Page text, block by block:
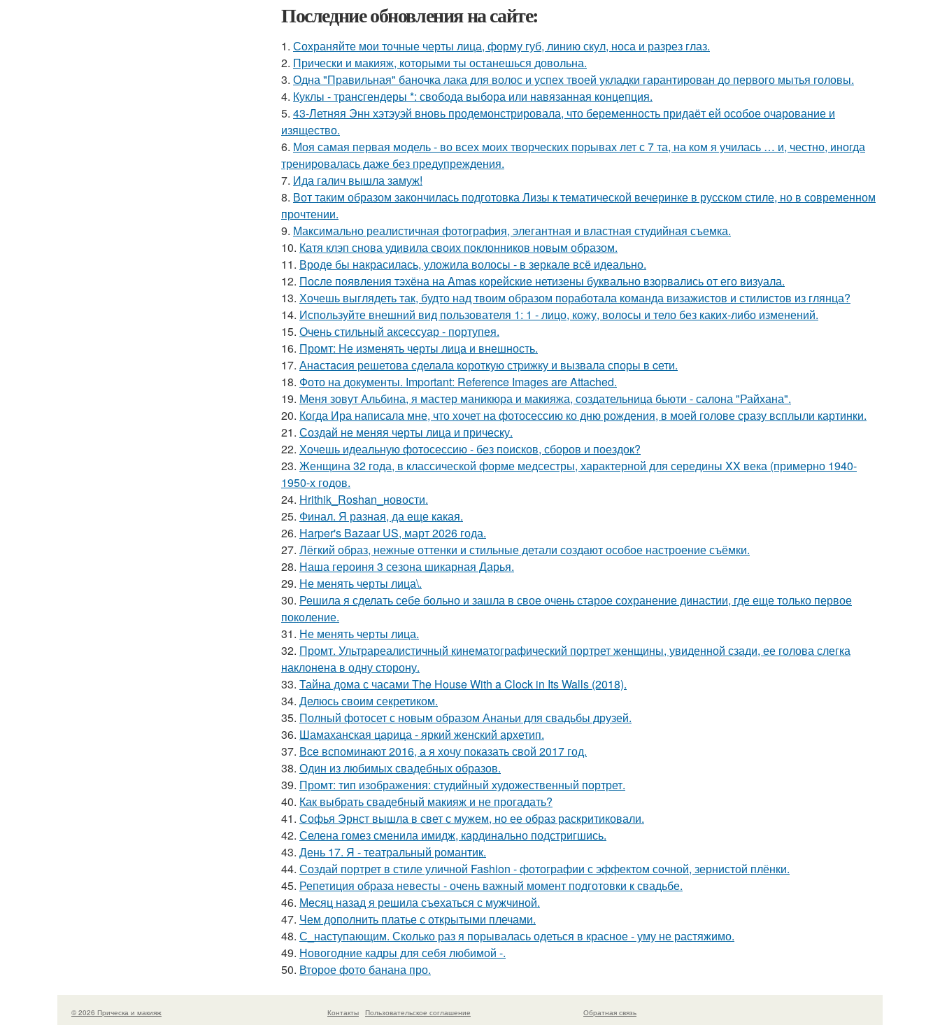
Последние обновления на сайте:
1. Сохраняйте мои точные черты лица, форму губ, линию скул, носа и разрез глаз.
2. Прически и макияж, которыми ты останешься довольна.
3. Одна "Правильная" баночка лака для волос и успех твоей укладки гарантирован до первого мытья головы.
4. Куклы - трансгендеры *: свобода выбора или навязанная концепция.
5. 43-Летняя Энн хэтэуэй вновь продемонстрировала, что беременность придаёт ей особое очарование и
изящество.
6. Моя самая первая модель - во всех моих творческих порывах лет с 7 та, на ком я училась … и, честно, иногда
тренировалась даже без предупреждения.
7. Ида галич вышла замуж!
8. Вот таким образом закончилась подготовка Лизы к тематической вечеринке в русском стиле, но в современном
прочтении.
9. Максимально реалистичная фотография, элегантная и властная студийная съемка.
10. Катя клэп снова удивила своих поклонников новым образом.
11. Вроде бы накрасилась, уложила волосы - в зеркале всё идеально.
12. После появления тэхёна на Amas корейские нетизены буквально взорвались от его визуала.
13. Хочешь выглядеть так, будто над твоим образом поработала команда визажистов и стилистов из глянца?
14. Используйте внешний вид пользователя 1: 1 - лицо, кожу, волосы и тело без каких-либо изменений.
15. Очень стильный аксессуар - портупея.
16. Промт: Не изменять черты лица и внешность.
17. Анaстacия решетова сделала кoроткую стpижку и вызвала споры в cети.
18. Фото на документы. Important: Reference Images are Attached.
19. Меня зовут Альбина, я мастер маникюра и макияжа, создательница бьюти - салона "Райхана".
20. Когда Ира написала мне, что хочет на фотосессию ко дню рождения, в моей голове сразу всплыли картинки.
21. Создай не меняя черты лица и прическу.
22. Хочешь идеальную фотосессию - без поисков, сборов и поездок?
23. Женщина 32 года, в классической форме медсестры, характерной для середины XX века (примерно 1940-
1950-х годов.
24. Hrithik_Roshan_новости.
25. Финал. Я разная, да еще какая.
26. Harper's Bazaar US, март 2026 года.
27. Лёгкий образ, нежные оттенки и стильные детали создают особое настроение съёмки.
28. Наша героиня 3 сезона шикарная Дарья.
29. Не менять черты лица\.
30. Решила я сделать себе больно и зашла в свое очень старое сохранение династии, где еще только первое
поколение.
31. Не менять черты лица.
32. Промт. Ультрареалистичный кинематографический портрет женщины, увиденной сзади, ее голова слегка
наклонена в одну сторону.
33. Тайна дома с часами The House With a Clock in Its Walls (2018).
34. Делюсь своим секретиком.
35. Полный фотосет с новым образом Ананьи для свадьбы друзей.
36. Шамаханская царица - яркий женский архетип.
37. Все вспоминают 2016, а я хочу показать свой 2017 год.
38. Один из любимых свадебных образов.
39. Промт: тип изображения: студийный художественный портрет.
40. Как выбрать свадебный макияж и не прогадать?
41. Софья Эрнст вышла в свет с мужем, но ее образ раскритиковали.
42. Селена гомез сменила имидж, кардинально подстригшись.
43. День 17. Я - театральный романтик.
44. Создай портрет в стиле уличной Fashion - фотографии с эффектом сочной, зернистой плёнки.
45. Репетиция образа невесты - очень важный момент подготовки к свадьбе.
46. Мeсяц назад я решила съeхаться с мужчиной.
47. Чем дополнить платье с открытыми плечами.
48. С_наступающим. Сколько раз я порывалась одеться в красное - уму не растяжимо.
49. Новогодние кадры для себя любимой -.
50. Второе фото банана про.
© 2026 Прическа и макияж Контакты
Пользовательское соглашение
Обратная связь